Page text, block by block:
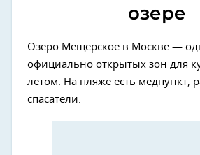
озере
Озеро Мещерское в Москве —
официально открытых зон для
летом. На пляже есть медпункт,
спасатели.